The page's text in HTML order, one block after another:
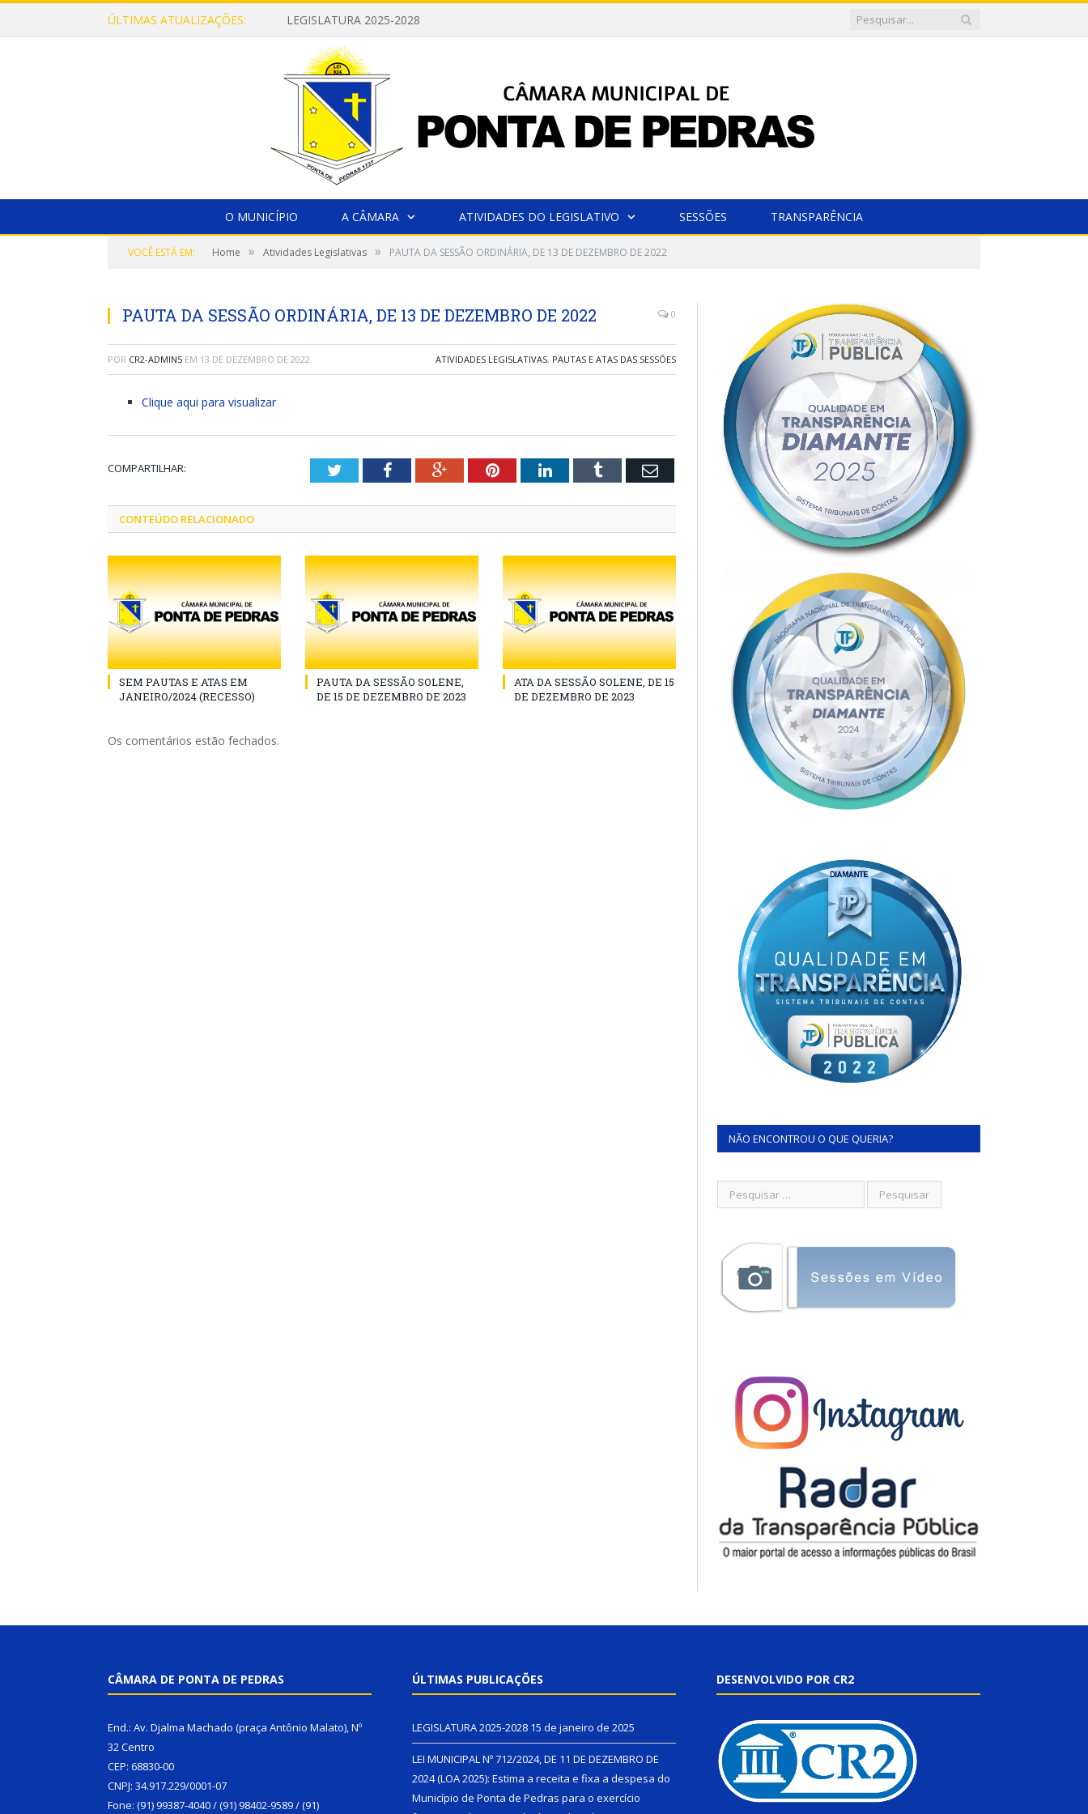
ÚLTIMAS ATUALIZAÇÕES: LEGISLATURA 2025-2028
O MUNICÍPIO A CÂMARA ATIVIDADES DO LEGISLATIVO SESSÕES TRANSPARÊNCIA
VOCÊ ESTÁ EM: Home » Atividades Legislativas » PAUTA DA SESSÃO ORDINÁRIA, DE 13 DE DEZEMBRO DE 2022
PAUTA DA SESSÃO ORDINÁRIA, DE 13 DE DEZEMBRO DE 2022 0
POR CR2-ADMIN5 EM 13 DE DEZEMBRO DE 2022 ATIVIDADES LEGISLATIVAS, PAUTAS E ATAS DAS SESSÕES
Clique aqui para visualizar
COMPARTILHAR: TwitterFacebookGoogle+PinterestLinkedInTumblr Email
CONTEÚDO RELACIONADO
SEM PAUTAS E ATAS EM
JANEIRO/2024 (RECESSO)
PAUTA DA SESSÃO SOLENE,
DE 15 DE DEZEMBRO DE 2023
ATA DA SESSÃO SOLENE, DE 15
DE DEZEMBRO DE 2023
Os comentários estão fechados.
NÃO ENCONTROU O QUE QUERIA?
CÂMARA DE PONTA DE PEDRAS
End.: Av. Djalma Machado (praça Antônio Malato), Nº
32 Centro
CEP: 68830-00
CNPJ: 34.917.229/0001-07
Fone: (91) 99387-4040 / (91) 98402-9589 / (91)
ÚLTIMAS PUBLICAÇÕES
LEGISLATURA 2025-2028 15 de janeiro de 2025
LEI MUNICIPAL Nº 712/2024, DE 11 DE DEZEMBRO DE
2024 (LOA 2025): Estima a receita e fixa a despesa do
Município de Ponta de Pedras para o exercício
DESENVOLVIDO POR CR2